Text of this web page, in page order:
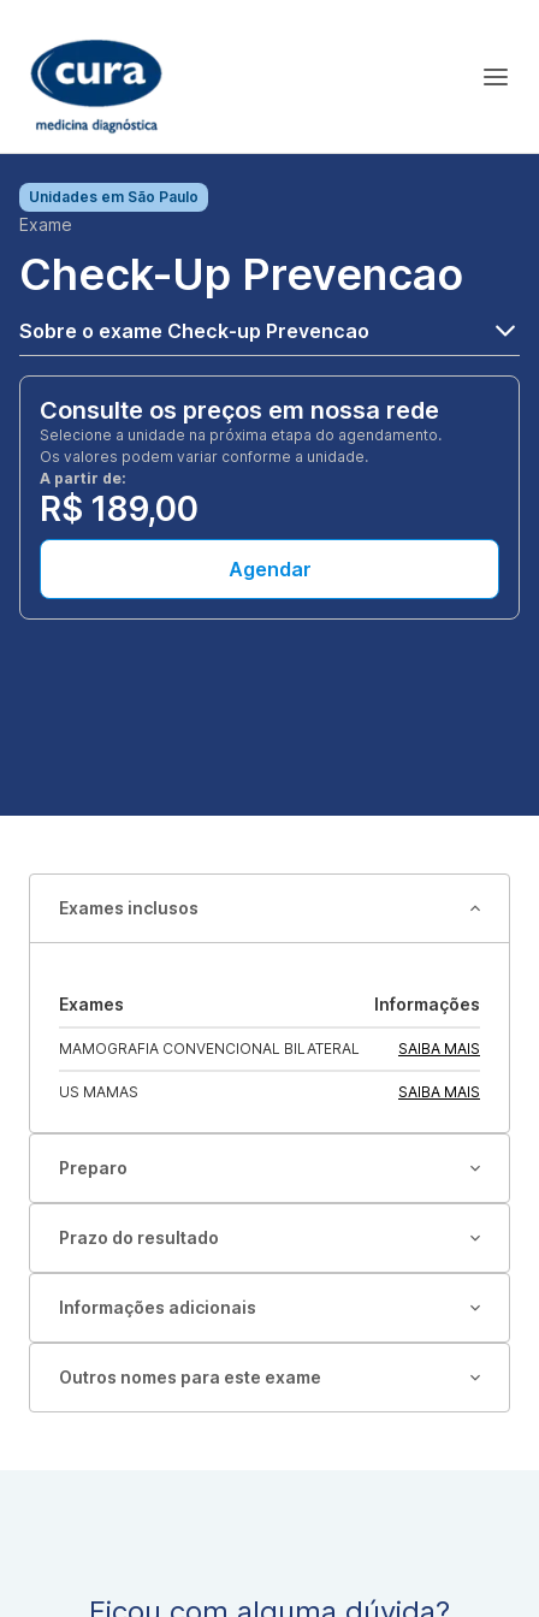
Unidades em São Paulo
Exame
Check-Up Prevencao
Sobre o exame Check-up Prevencao
Consulte os preços em nossa rede
Selecione a unidade na próxima etapa do agendamento.
Os valores podem variar conforme a unidade.
A partir de:
R$ 189,00
Agendar
Exames inclusos
Exames Informações
MAMOGRAFIA CONVENCIONAL BILATERAL SAIBA MAIS
US MAMAS SAIBA MAIS
Preparo
Prazo do resultado
Informações adicionais
Outros nomes para este exame